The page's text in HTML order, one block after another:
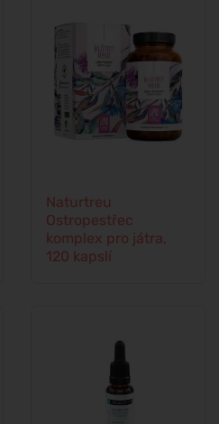
Naturtreu
Ostropestřec
komplex pro játra,
120 kapslí